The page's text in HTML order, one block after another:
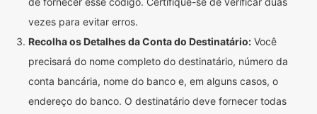
vezes para evitar erros.
Recolha os Detalhes da Conta do Destinatário: Você
precisará do nome completo do destinatário, número da
conta bancária, nome do banco e, em alguns casos, o
endereço do banco. O destinatário deve fornecer todas